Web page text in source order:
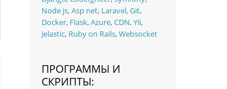
Node js,Asp net, Laravel,Git,
Docker, Flask,Azure,CDN,Yii,
Jelastic, Ruby on Rails,Websocket
ПРОГРАММЫ И
СКРИПТЫ: